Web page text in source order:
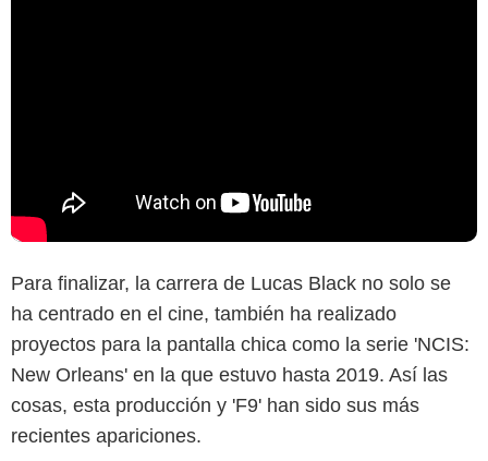
Para finalizar, la carrera de Lucas Black no solo se
ha centrado en el cine, también ha realizado
proyectos para la pantalla chica como la serie 'NCIS:
New Orleans' en la que estuvo hasta 2019. Así las
cosas, esta producción y 'F9' han sido sus más
recientes apariciones.